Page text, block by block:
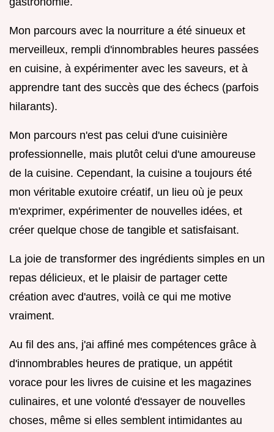
Mon parcours avec la nourriture a été sinueux et
merveilleux, rempli d'innombrables heures passées
en cuisine, à expérimenter avec les saveurs, et à
apprendre tant des succès que des échecs (parfois
hilarants).
Mon parcours n'est pas celui d'une cuisinière
professionnelle, mais plutôt celui d'une amoureuse
de la cuisine. Cependant, la cuisine a toujours été
mon véritable exutoire créatif, un lieu où je peux
m'exprimer, expérimenter de nouvelles idées, et
créer quelque chose de tangible et satisfaisant.
La joie de transformer des ingrédients simples en un
repas délicieux, et le plaisir de partager cette
création avec d'autres, voilà ce qui me motive
vraiment.
Au fil des ans, j'ai affiné mes compétences grâce à
d'innombrables heures de pratique, un appétit
vorace pour les livres de cuisine et les magazines
culinaires, et une volonté d'essayer de nouvelles
choses, même si elles semblent intimidantes au